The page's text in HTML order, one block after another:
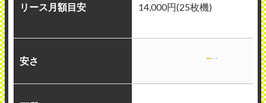
リース月額目安 14,000円(25枚機)
安さ